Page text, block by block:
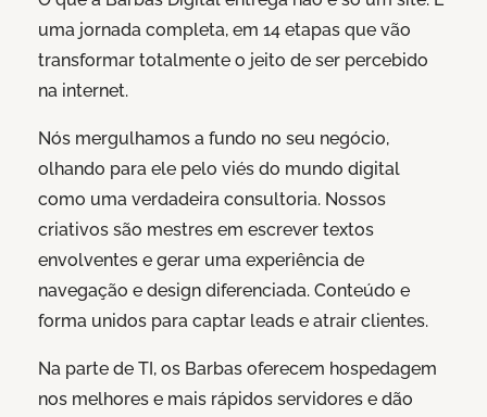
uma jornada completa, em 14 etapas que vão
transformar totalmente o jeito de ser percebido
na internet.
Nós mergulhamos a fundo no seu negócio,
olhando para ele pelo viés do mundo digital
como uma verdadeira consultoria. Nossos
criativos são mestres em escrever textos
envolventes e gerar uma experiência de
navegação e design diferenciada. Conteúdo e
forma unidos para captar leads e atrair clientes.
Na parte de TI, os Barbas oferecem hospedagem
nos melhores e mais rápidos servidores e dão